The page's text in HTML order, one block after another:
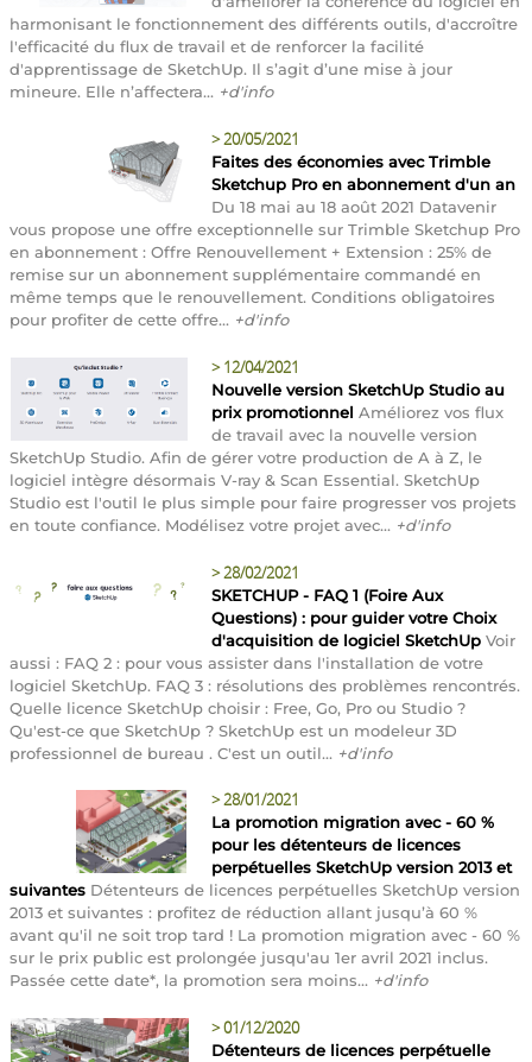
harmonisant le fonctionnement des différents outils, d'accroître
l'efficacité du flux de travail et de renforcer la facilité
d'apprentissage de SketchUp. Il s’agit d’une mise à jour
mineure. Elle n’affectera... +d'info
>20/05/2021
Faites des économies avec Trimble
Sketchup Pro en abonnement d'un an
Du 18 mai au 18 août 2021 Datavenir
vous propose une offre exceptionnelle sur Trimble Sketchup Pro
en abonnement : Offre Renouvellement + Extension : 25% de
remise sur un abonnement supplémentaire commandé en
même temps que le renouvellement. Conditions obligatoires
pour profiter de cette offre... +d'info
> 12/04/2021
Nouvelle version SketchUp Studio au
prix promotionnel Améliorez vos flux
de travail avec la nouvelle version
SketchUp Studio. Afin de gérer votre production de A à Z, le
logiciel intègre désormais V-ray & Scan Essential. SketchUp
Studio est l'outil le plus simple pour faire progresser vos projets
en toute confiance. Modélisez votre projet avec... +d'info
>28/02/2021
SKETCHUP - FAQ 1 (Foire Aux
Questions) : pour guider votre Choix
d'acquisition de logiciel SketchUp Voir
aussi : FAQ 2 : pour vous assister dans l'installation de votre
logiciel SketchUp. FAQ 3 : résolutions des problèmes rencontrés.
Quelle licence SketchUp choisir : Free, Go, Pro ou Studio ?
Qu'est-ce que SketchUp ? SketchUp est un modeleur 3D
professionnel de bureau . C'est un outil... +d'info
>28/01/2021
La promotion migration avec - 60 %
pour les détenteurs de licences
perpétuelles SketchUp version 2013 et
suivantes Détenteurs de licences perpétuelles SketchUp version
2013 et suivantes : profitez de réduction allant jusqu’à 60 %
avant qu'il ne soit trop tard ! La promotion migration avec - 60 %
sur le prix public est prolongée jusqu'au 1er avril 2021 inclus.
Passée cette date*, la promotion sera moins... +d'info
>01/12/2020
Détenteurs de licences perpétuelle